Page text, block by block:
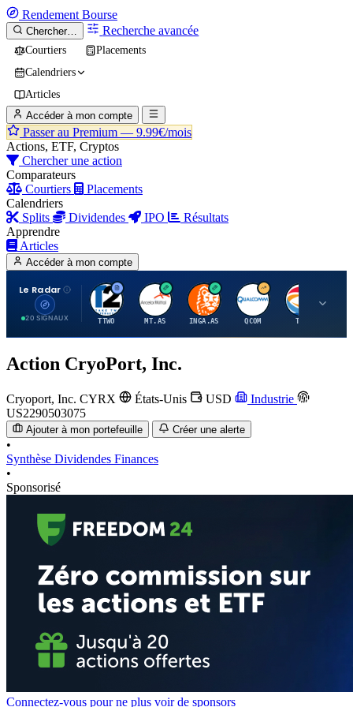
Rendement Bourse
Chercher… Recherche avancée
Courtiers
Placements
Calendriers
Articles
Accéder à mon compte
Passer au Premium — 9.99€/mois
Actions, ETF, Cryptos
Chercher une action
Comparateurs
Courtiers
Placements
Calendriers
Splits
Dividendes IPO
Résultats
Apprendre
Articles
Accéder à mon compte
Le Radar
20 SIGNAUX
T
TTWO
A
MT.AS
I
INGA.AS
Q
QCOM
T
TTE
Action CryoPort, Inc.
Cryoport, Inc. CYRX États-Unis USD
Industrie
US2290503075
Ajouter à mon portefeuille Créer une alerte
•
Synthèse Dividendes Finances
•
Sponsorisé
Connectez-vous pour ne plus voir de sponsors